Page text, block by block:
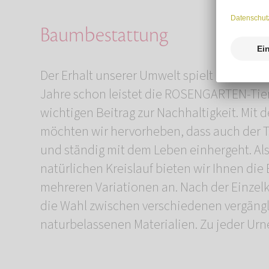
Baumbestattung
Der Erhalt unserer Umwelt spielt eine
Jahre schon leistet die ROSENGARTEN-
wichtigen Beitrag zur Nachhaltigkeit. Mit
möchten wir hervorheben, dass auch der
und ständig mit dem Leben einhergeht.
natürlichen Kreislauf bieten wir Ihnen die
mehreren Variationen an. Nach der
die Wahl zwischen verschiedenen
naturbelassenen Materialien. Zu jeder
einen kräftigen Jungbaum, einen
wunderschöne Rose.
Baumbestattung an einem für Sie
Rahmen ausrichten. Die Urnen sind
und das Grundwasser. Jeder Baum und
einzigartig wie Ihr geliebtes Tier und
Klima. Mit der Baumbestattung bewahren